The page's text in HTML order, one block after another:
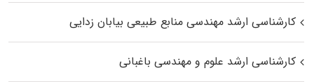
کارشناسی ارشد مهندسی منابع طبیعی بیابان زدایی
کارشناسی ارشد علوم و مهندسی باغبانی